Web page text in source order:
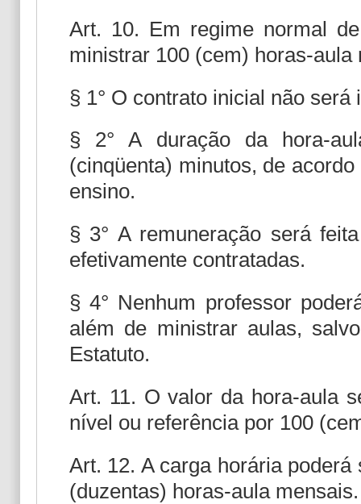
Art. 10. Em regime normal
ministrar 100 (cem) horas-aula
§ 1° O contrato inicial não
§ 2° A duração da hora-
(cinqüenta) minutos, de
ensino.
§ 3° A remuneração será
efetivamente contratadas.
§ 4° Nenhum professor
além de ministrar aulas,
Estatuto.
Art. 11. O valor da hora-aula
nível ou referência por 100
Art. 12. A carga horária
(duzentas) horas-aula mensais.